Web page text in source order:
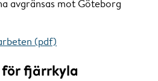
avgränsas mot Göteborg
(pdf)
fjärrkyla